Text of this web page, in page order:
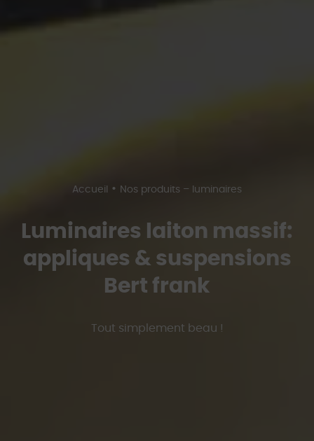
Accueil • Nos produits – luminaires
Luminaires laiton massif:
appliques & suspensions
Bert frank
Tout simplement beau !